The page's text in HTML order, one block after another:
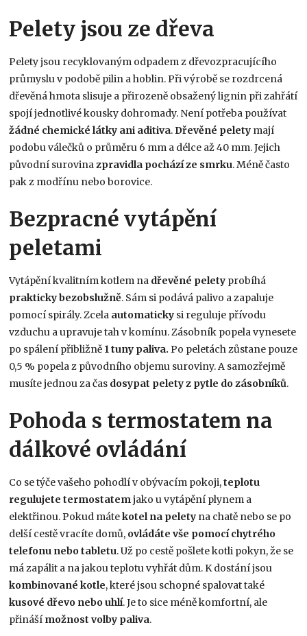
Pelety jsou ze dřeva
Pelety jsou recyklovaným odpadem z dřevozpracujícího
průmyslu v podobě pilin a hoblin. Při výrobě se rozdrcená
dřevěná hmota slisuje a přirozeně obsažený lignin při zahřátí
spojí jednotlivé kousky dohromady. Není potřeba používat
žádné chemické látky ani aditiva. Dřevěné pelety mají
podobu válečků o průměru 6 mm a délce až 40 mm. Jejich
původní surovina zpravidla pocházíze smrku. Méně často
pak z modřínu nebo borovice.
Bezpracné vytápění
peletami
Vytápění kvalitním kotlem na dřevěné pelety probíhá
praktickybezobslužně. Sám si podává palivo a zapaluje
pomocí spirály. Zcela automaticky si reguluje přívodu
vzduchu a upravuje tah v komínu. Zásobník popela vynesete
po spálení přibližně 1 tuny paliva. Po peletách zůstane pouze
0,5 % popela z původního objemu suroviny. A samozřejmě
musíte jednou za čas dosypat pelety z pytle do zásobníků.
Pohoda s termostatem na
dálkové ovládání
Co se týče vašeho pohodlí v obývacím pokoji,teplotu
regulujete termostatem jako u vytápění plynem a
elektřinou. Pokud mátekotel na pelety na chatě nebo se po
delší cestě vracíte domů, ovládáte vše pomocí chytrého
telefonu nebo tabletu. Už po cestě pošlete kotli pokyn, že se
má zapálit a na jakou teplotu vyhřát dům. K dostání jsou
kombinované kotle, které jsou schopné spalovat také
kusové dřevo nebo uhlí. Je to sice méně komfortní, ale
přináší možnost volby paliva.